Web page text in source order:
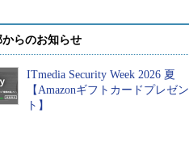
らのお知らせ
ITmedia Security Week 2026 夏
【Amazonギフトカードプレゼン
ト】